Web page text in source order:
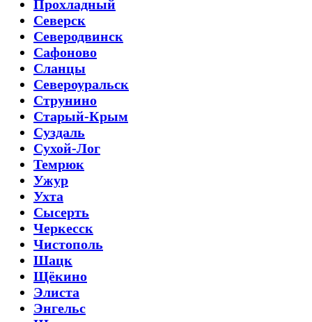
Прохладный
Северск
Северодвинск
Сафоново
Сланцы
Североуральск
Струнино
Старый-Крым
Суздаль
Сухой-Лог
Темрюк
Ужур
Ухта
Сысерть
Черкесск
Чистополь
Шацк
Щёкино
Элиста
Энгельс